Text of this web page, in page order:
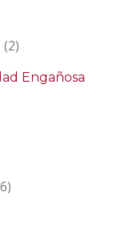
(2)
Engañosa